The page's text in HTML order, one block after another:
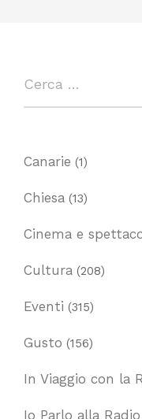
Canarie (1)
Chiesa (13)
Cinema e
Cultura (208)
Eventi (315)
Gusto (156)
In Viaggio con la
Io Parlo alla Radio